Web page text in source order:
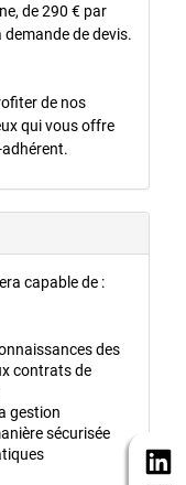
de 290 € par
de devis.
de nos
qui vous offre
capable de :
des
contrats de
gestion
sécurisée